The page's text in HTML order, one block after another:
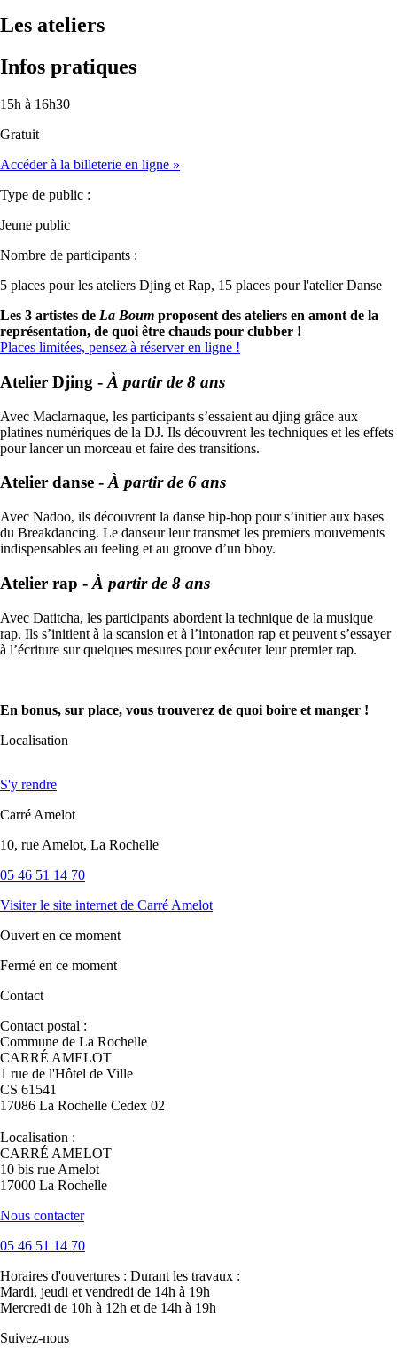
Les ateliers
Infos pratiques
15h à 16h30
Gratuit
Accéder à la billeterie en ligne »
Type de public :
Jeune public
Nombre de participants :
5 places pour les ateliers Djing et Rap, 15 places pour l'atelier Danse
Les 3 artistes de La Boum proposent des ateliers en amont de la
représentation, de quoi être chauds pour clubber !
Places limitées, pensez à réserver en ligne !
Atelier Djing - À partir de 8 ans
Avec Maclarnaque, les participants s’essaient au djing grâce aux
platines numériques de la DJ. Ils découvrent les techniques et les effets
pour lancer un morceau et faire des transitions.
Atelier danse -À partir de 6 ans
Avec Nadoo, ils découvrent la danse hip-hop pour s’initier aux bases
du Breakdancing. Le danseur leur transmet les premiers mouvements
indispensables au feeling et au groove d’un bboy.
Atelier rap - À partir de 8 ans
Avec Datitcha, les participants abordent la technique de la musique
rap. Ils s’initient à la scansion et à l’intonation rap et peuvent s’essayer
à l’écriture sur quelques mesures pour exécuter leur premier rap.
En bonus, sur place, vous trouverez de quoi boire et manger !
Localisation
S'y rendre
Carré Amelot
10, rue Amelot, La Rochelle
05 46 51 14 70
Visiter le site internet de Carré Amelot
Ouvert en ce moment
Fermé en ce moment
Contact
Contact postal :
Commune de La Rochelle
CARRÉ AMELOT
1 rue de l'Hôtel de Ville
CS 61541
17086 La Rochelle Cedex 02
Localisation :
CARRÉ AMELOT
10 bis rue Amelot
17000 La Rochelle
Nous contacter
05 46 51 14 70
Horaires d'ouvertures : Durant les travaux :
Mardi, jeudi et vendredi de 14h à 19h
Mercredi de 10h à 12h et de 14h à 19h
Suivez-nous